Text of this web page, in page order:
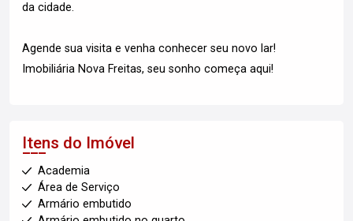
da cidade.
Agende sua visita e venha conhecer seu novo lar!
Imobiliária Nova Freitas, seu sonho começa aqui!
Itens do Imóvel
Academia
Área de Serviço
Armário embutido